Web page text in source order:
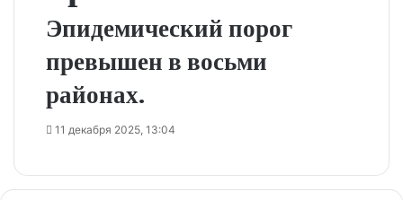
Эпидемический порог
превышен в восьми
районах.
11 декабря 2025, 13:04